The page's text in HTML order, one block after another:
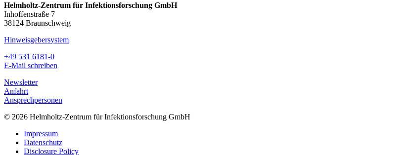
Helmholtz-Zentrum für Infektionsforschung GmbH
Inhoffenstraße 7
38124 Braunschweig
Hinweisgebersystem
+49 531 6181-0
E-Mail schreiben
Newsletter
Anfahrt
Ansprechpersonen
© 2026 Helmholtz-Zentrum für Infektionsforschung GmbH
Impressum
Datenschutz
Disclosure Policy